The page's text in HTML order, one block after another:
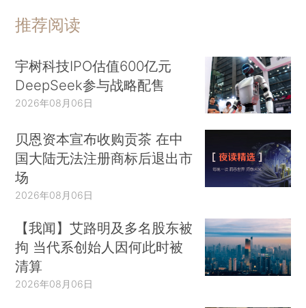
推荐阅读
宇树科技IPO估值600亿元
DeepSeek参与战略配售
2026年08月06日
贝恩资本宣布收购贡茶 在中
国大陆无法注册商标后退出市
场
2026年08月06日
【我闻】艾路明及多名股东被
拘 当代系创始人因何此时被
清算
2026年08月06日